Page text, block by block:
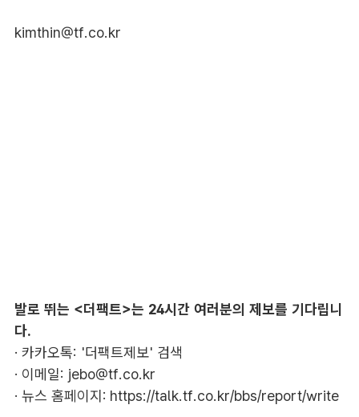
kimthin@tf.co.kr
발로 뛰는 <더팩트>는 24시간 여러분의 제보를 기다립니
다.
· 카카오톡: '더팩트제보' 검색
· 이메일: jebo@tf.co.kr
· 뉴스 홈페이지: https://talk.tf.co.kr/bbs/report/write